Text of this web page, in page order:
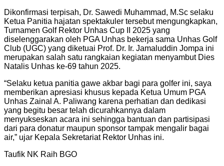
Dikonfirmasi terpisah, Dr. Sawedi Muhammad, M.Sc selaku
Ketua Panitia hajatan spektakuler tersebut mengungkapkan,
Turnamen Golf Rektor Unhas Cup II 2025 yang
diselenggarakan oleh PGA Unhas bekerja sama Unhas Golf
Club (UGC) yang diketuai Prof. Dr. Ir. Jamaluddin Jompa ini
merupakan salah satu rangkaian kegiatan menyambut Dies
Natalis Unhas ke-69 tahun 2025.
“Selaku ketua panitia gawe akbar bagi para golfer ini, saya
memberikan apresiasi khusus kepada Ketua Umum PGA
Unhas Zainal A. Paliwang karena perhatian dan dedikasi
yang begitu besar telah dicurahkannya dalam
menyukseskan acara ini sehingga bantuan dan partisipasi
dari para donatur maupun sponsor tampak mengalir bagai
air,” ujar Kepala Sekretariat Rektor Unhas ini.
Taufik NK Raih BGO